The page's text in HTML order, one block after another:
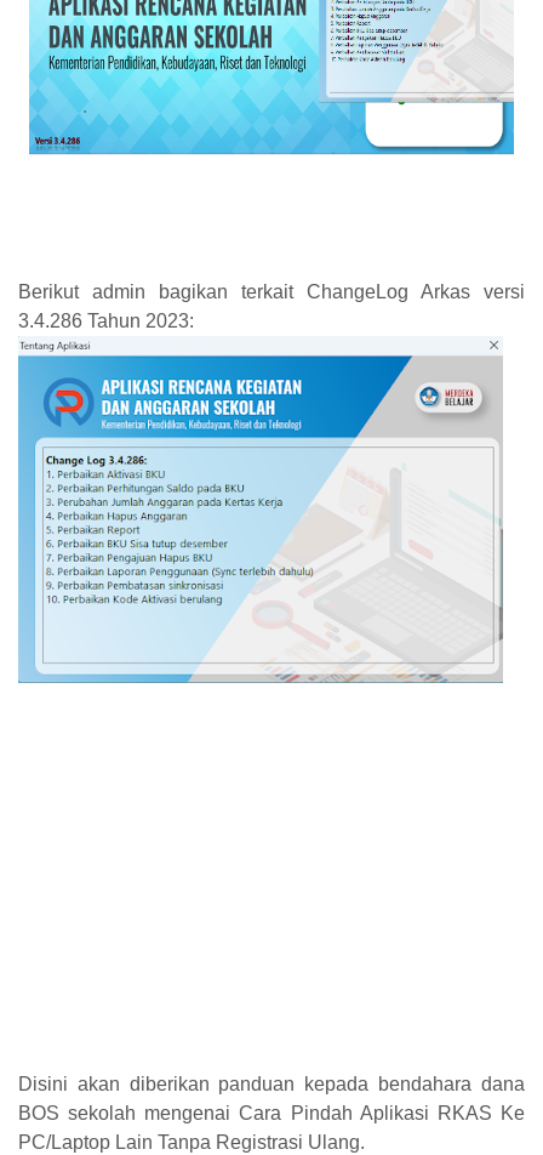
Berikut admin bagikan terkait ChangeLog Arkas versi
3.4.286 Tahun 2023:
Disini akan diberikan panduan kepada bendahara dana
BOS sekolah mengenai Cara Pindah Aplikasi RKAS Ke
PC/Laptop Lain Tanpa Registrasi Ulang.